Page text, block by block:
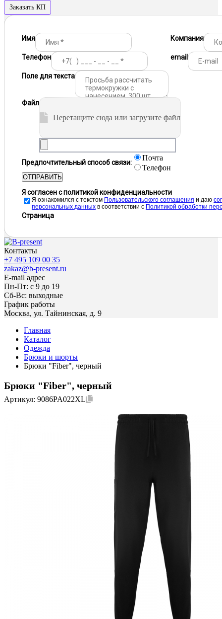
Заказать КП
Имя Компания
Телефон email
Поле для текста
Файл
Перетащите сюда или загрузите файл
Предпочтительный способ связи:
Почта
Телефон
ОТПРАВИТЬ
Я согласен с политикой конфиденциальности
Я ознакомился с текстом Пользовательского соглашения и даю
персональных данных в соответствии с Политикой обработки
Страница
Контакты
+7 495 109 00 35
zakaz@b-present.ru
E-mail адрес
Пн-Пт: с 9 до 19
Сб-Вс: выходные
График работы
Москва, ул. Тайнинская, д. 9
Главная
Каталог
Одежда
Брюки и шорты
Брюки "Fiber", черный
Брюки "Fiber", черный
Артикул: 9086PA022XL